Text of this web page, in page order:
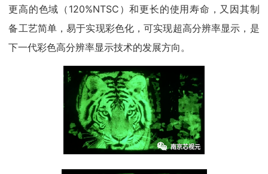
更高的色域（120%NTSC）和更长的使用寿命，又因其制
备工艺简单，易于实现彩色化，可实现超高分辨率显示，是
下一代彩色高分辨率显示技术的发展方向。